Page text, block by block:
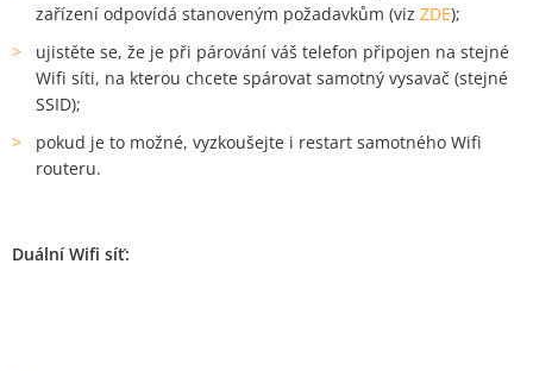
zařízení odpovídá stanoveným požadavkům (viz ZDE);
ujistěte se, že je při párování váš telefon připojen na stejné
Wifi síti, na kterou chcete spárovat samotný vysavač (stejné
SSID);
pokud je to možné, vyzkoušejte i restart samotného Wifi
routeru.
Duální Wifi síť: